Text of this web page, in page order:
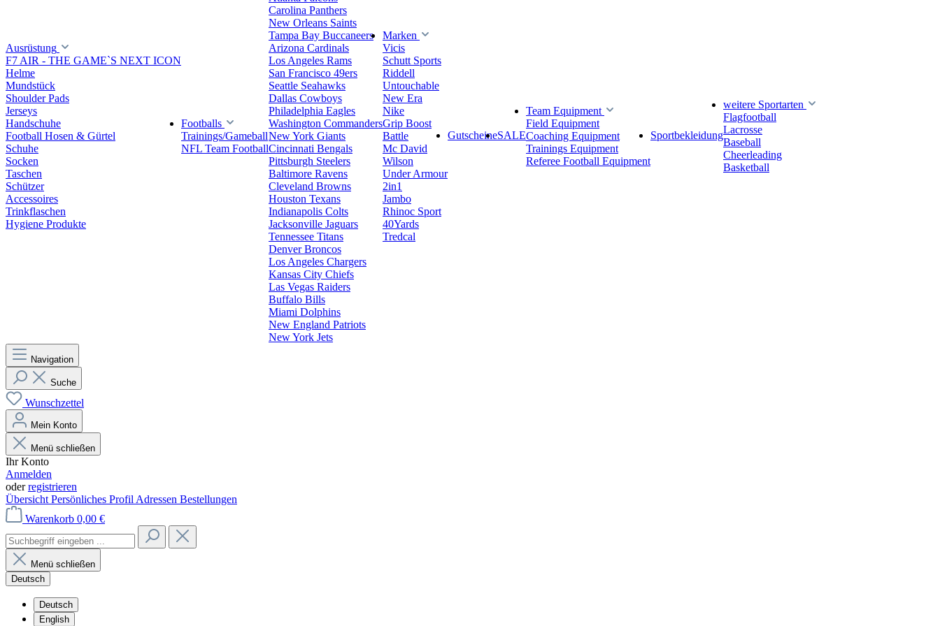
Ausrüstung
F7 AIR - THE GAME`S NEXT ICON
Helme
Mundstück
Shoulder Pads
Jerseys
Handschuhe
Football Hosen & Gürtel
Schuhe
Socken
Taschen
Schützer
Accessoires
Trinkflaschen
Hygiene Produkte
Footballs
Trainings/Gameball
NFL Team Football
Carolina Panthers
New Orleans Saints
Tampa Bay Buccaneers
Arizona Cardinals
Los Angeles Rams
San Francisco 49ers
Seattle Seahawks
Dallas Cowboys
Philadelphia Eagles
Washington Commanders
New York Giants
Cincinnati Bengals
Pittsburgh Steelers
Baltimore Ravens
Cleveland Browns
Houston Texans
Indianapolis Colts
Jacksonville Jaguars
Tennessee Titans
Denver Broncos
Los Angeles Chargers
Kansas City Chiefs
Las Vegas Raiders
Buffalo Bills
Miami Dolphins
New England Patriots
New York Jets
Marken
Vicis
Schutt Sports
Riddell
Untouchable
New Era
Nike
Grip Boost
Battle
Mc David
Wilson
Under Armour
2in1
Jambo
Rhinoc Sport
40Yards
Tredcal
GutscheineSALE
Team Equipment
Field Equipment
Coaching Equipment
Trainings Equipment
Referee Football Equipment
Sportbekleidung
weitere Sportarten
Flagfootball
Lacrosse
Baseball
Cheerleading
Basketball
Navigation
Suche
Wunschzettel
Mein Konto
Menü schließen
Ihr Konto
Anmelden
oderregistrieren
Übersicht Persönliches Profil Adressen Bestellungen
Warenkorb 0,00 €
Menü schließen
Deutsch
Deutsch
English